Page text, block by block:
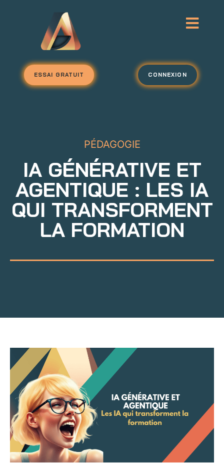
ESSAI GRATUIT CONNEXION
PÉDAGOGIE
IA GÉNÉRATIVE ET
AGENTIQUE : LES IA
QUI TRANSFORMENT
LA FORMATION